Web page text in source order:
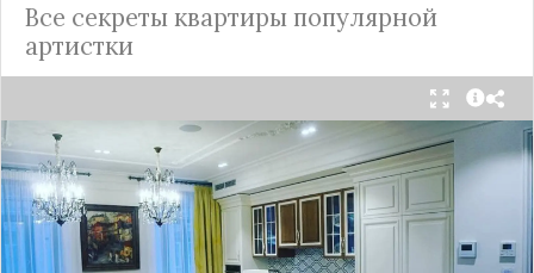
Все секреты квартиры популярной
артистки
Народная артисткаРоссииНадежда Бабкина,
известная своей любовью к традиционному
стилю и народной эстетике, удивила
поклонников, выбрав для своей новой
московской квартиры современный стиль лофт.
Это решение стало настоящим откровением,